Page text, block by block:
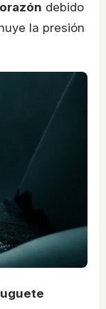
debido
la presión